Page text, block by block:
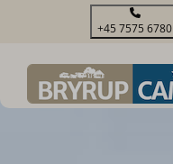
+45 7575 6780